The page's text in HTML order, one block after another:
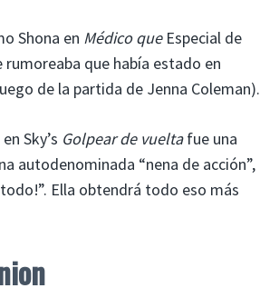
Shona en Médico queEspecial de
que había estado en
de la partida de Jenna Coleman).
Sky’s Golpear de vueltafue una
autodenominada “nena de acción”,
Ella obtendrá todo eso más